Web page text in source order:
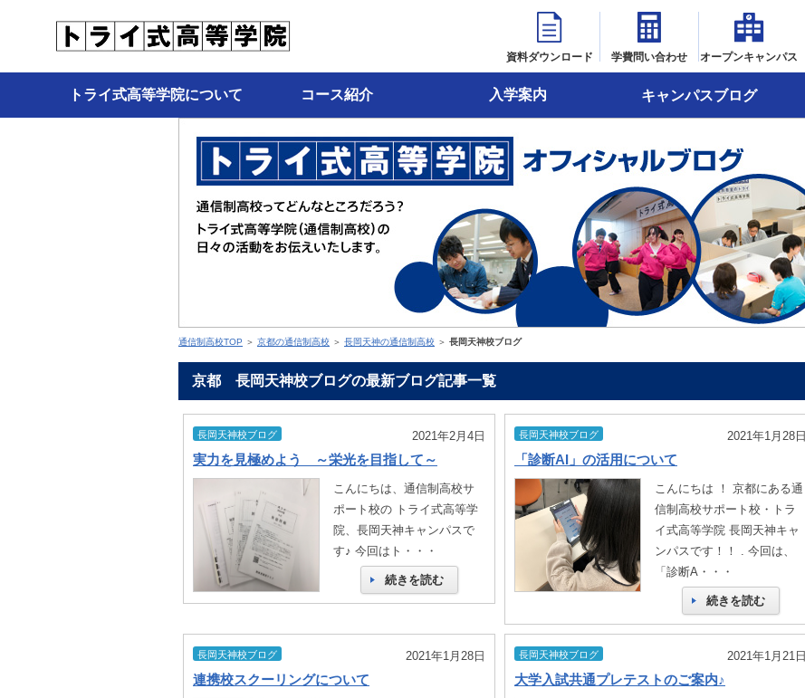
資料ダウンロード 学費問い合わせ オープンキャンパス
トライ式高等学院について コース紹介 入学案内 キャンパスブログ
通信制高校TOP ＞ 京都の通信制高校 ＞ 長岡天神の通信制高校 ＞ 長岡天神校ブログ
京都 長岡天神校ブログの最新ブログ記事一覧
長岡天神校ブログ 2021年2月4日
実力を見極めよう ～栄光を目指して～
こんにちは、通信制高校サ
ポート校の トライ式高等学
院、長岡天神キャンパスで
す♪ 今回はト・・・
続きを読む
長岡天神校ブログ 2021年1月28日
「診断AI」の活用について
こんにちは ！ 京都にある通
信制高校サポート校・トラ
イ式高等学院 長岡天神キャ
ンパスです！！ . 今回は、
「診断A・・・
続きを読む
長岡天神校ブログ 2021年1月28日
連携校スクーリングについて
長岡天神校ブログ 2021年1月21日
大学入試共通プレテストのご案内♪